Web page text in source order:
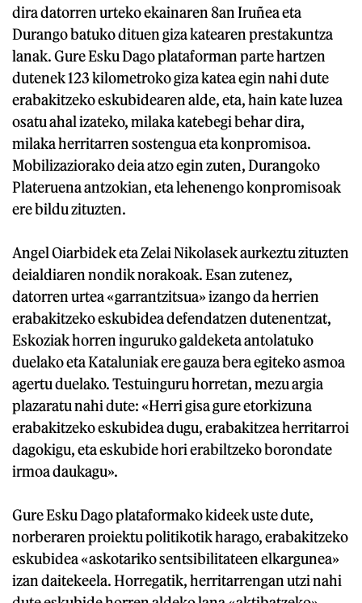
dira datorren urteko ekainaren 8an Iruñea eta
Durango batuko dituen giza katearen prestakuntza
lanak. Gure Esku Dago plataforman parte hartzen
dutenek 123 kilometroko giza katea egin nahi dute
erabakitzeko eskubidearen alde, eta, hain kate luzea
osatu ahal izateko, milaka katebegi behar dira,
milaka herritarren sostengua eta konpromisoa.
Mobilizaziorako deia atzo egin zuten, Durangoko
Plateruena antzokian, eta lehenengo konpromisoak
ere bildu zituzten.
Angel Oiarbidek eta Zelai Nikolasek aurkeztu zituzten
deialdiaren nondik norakoak. Esan zutenez,
datorren urtea «garrantzitsua» izango da herrien
erabakitzeko eskubidea defendatzen dutenentzat,
Eskoziak horren inguruko galdeketa antolatuko
duelako eta Kataluniak ere gauza bera egiteko asmoa
agertu duelako. Testuinguru horretan, mezu argia
plazaratu nahi dute: «Herri gisa gure etorkizuna
erabakitzeko eskubidea dugu, erabakitzea herritarroi
dagokigu, eta eskubide hori erabiltzeko borondate
irmoa daukagu».
Gure Esku Dago plataformako kideek uste dute,
norberaren proiektu politikotik harago, erabakitzeko
eskubidea «askotariko sentsibilitateen elkargunea»
izan daitekeela. Horregatik, herritarrengan utzi nahi